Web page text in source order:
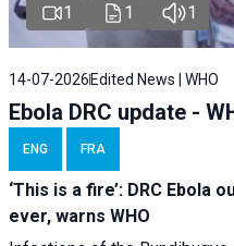
1 1 1
14-07-2026 Edited News | WHO
Ebola DRC update -
ENG FRA
‘This is a fire’: DRC
ever, warns WHO